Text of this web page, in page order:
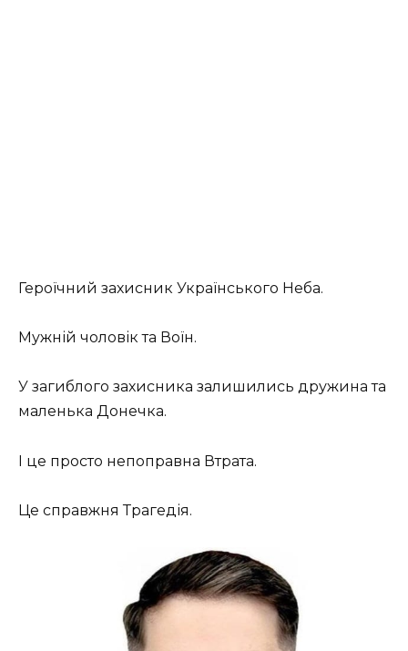
Героїчний захисник Українського Неба.
Мужній чоловік та Воїн.
У загиблого захисника залишились дружина та
маленька Донечка.
І це просто непоправна Втрата.
Це справжня Трагедія.